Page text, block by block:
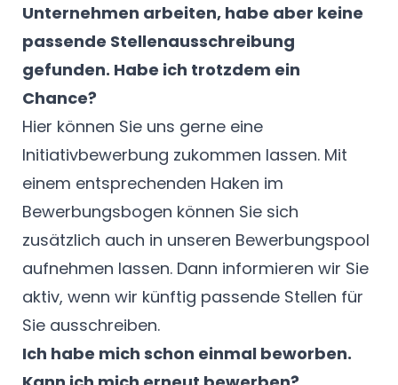
Unternehmen arbeiten, habe aber keine
passende Stellenausschreibung
gefunden. Habe ich trotzdem ein
Chance?
Hier können Sie uns gerne eine
Initiativbewerbung zukommen lassen. Mit
einem entsprechenden Haken im
Bewerbungsbogen können Sie sich
zusätzlich auch in unseren Bewerbungspool
aufnehmen lassen. Dann informieren wir Sie
aktiv, wenn wir künftig passende Stellen für
Sie ausschreiben.
Ich habe mich schon einmal beworben.